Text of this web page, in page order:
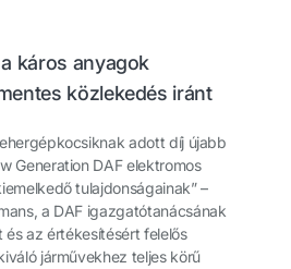
káros anyagok
közlekedés iránt
adott díj újabb
Generation DAF elektromos
tulajdonságainak” –
a DAF igazgatótanácsának
az értékesítésért felelős
járművekhez teljes körű